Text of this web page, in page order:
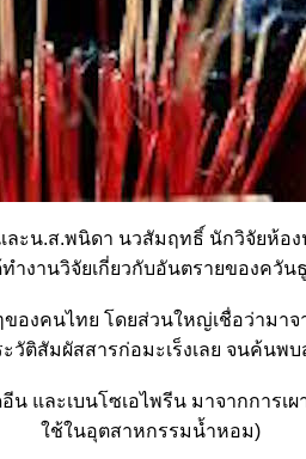
ะน.ส.พนิดา นวสัมฤทธิ์ นักวิจัยห้
ำงานวิจัยเกี่ยวกับอันตรายของควัน
ของคนไทย โดยส่วนใหญ่เชื่อว่ามา
วัติสัมผัสสารก่อมะเร็งเลย จนค้นพ
และเบนโซเอไพรีน มาจากการเ
ช้ในอุตสาหกรรมน้ำหอม)